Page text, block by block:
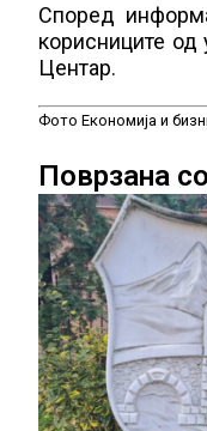
Според
корисниците
Центар.
Фото Економија и
Поврзана